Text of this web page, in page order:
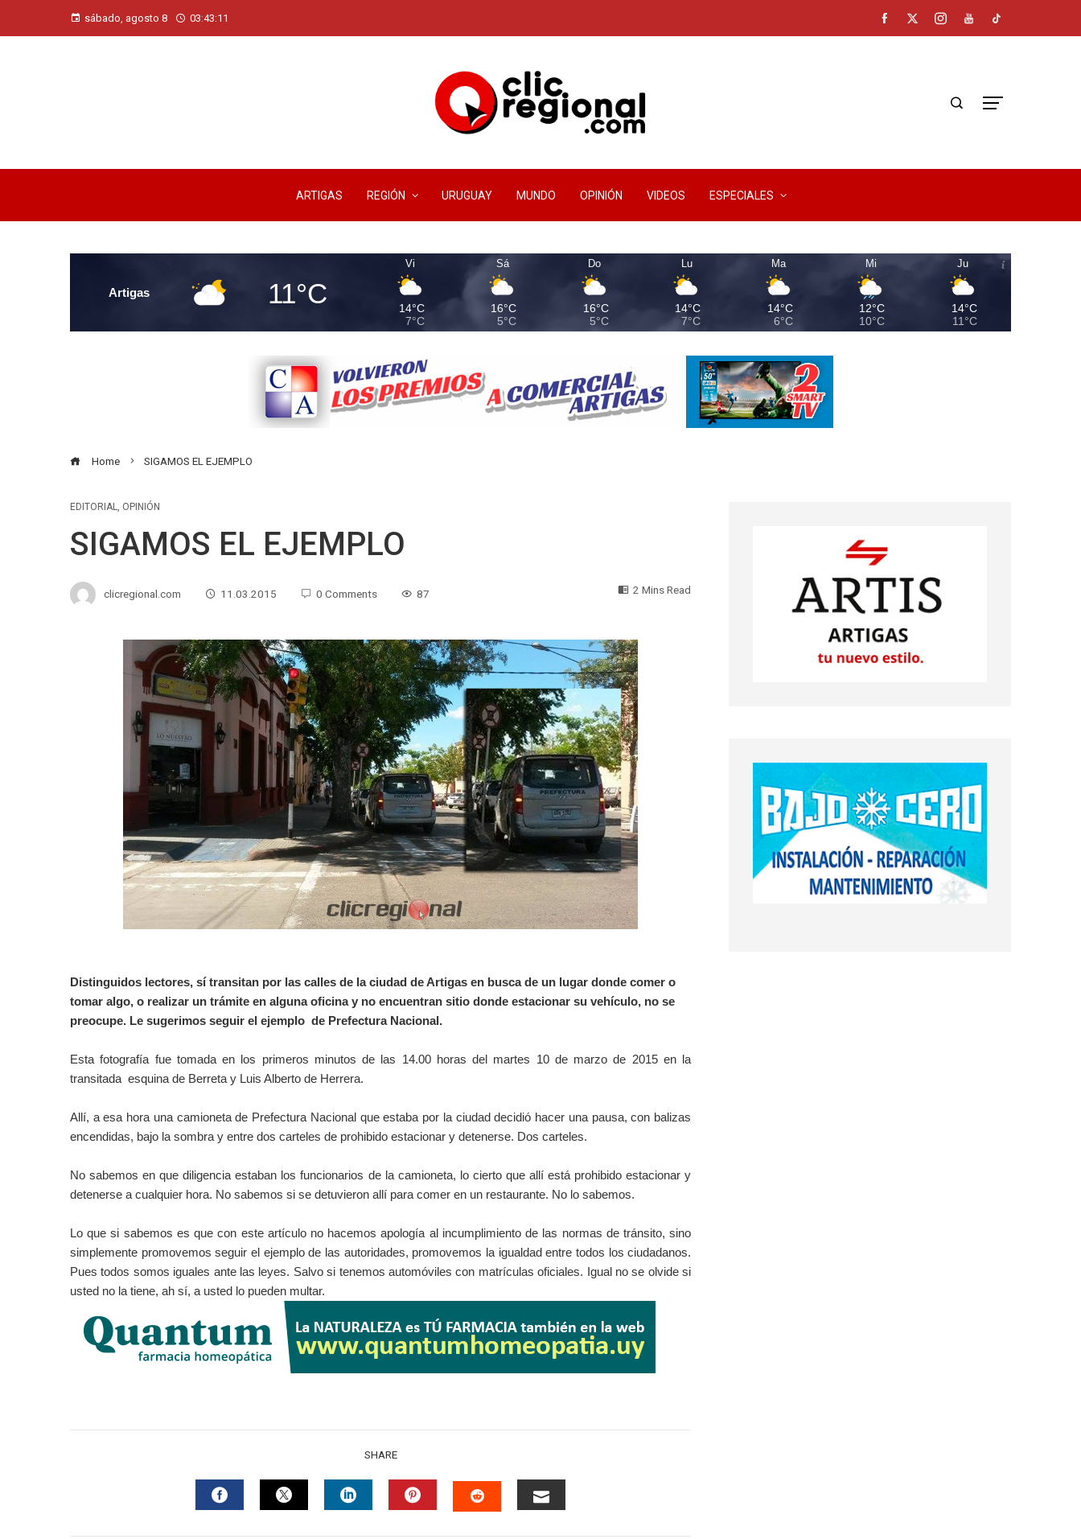
sábado, agosto 8 03:43:12
ARTIGAS REGIÓN URUGUAY MUNDO OPINIÓN VIDEOS ESPECIALES
Artigas 11°C
Vi
14°C
7°C
Sá
16°C
5°C
Do
16°C
5°C
Lu
14°C
7°C
Ma
14°C
6°C
Mi
12°C
10°C
Ju
14°C
11°C
Home SIGAMOS EL EJEMPLO
EDITORIAL, OPINIÓN
SIGAMOS EL EJEMPLO
clicregional.com 11.03.2015 0 Comments 87 2 Mins Read
Distinguidos lectores, sí transitan por las calles de la ciudad de Artigas en busca de un lugar donde comer o
tomar algo, o realizar un trámite en alguna oficina y no encuentran sitio donde estacionar su vehículo, no se
preocupe. Le sugerimos seguir el ejemplo de Prefectura Nacional.
Esta fotografía fue tomada en los primeros minutos de las 14.00 horas del martes 10 de marzo de 2015 en la
transitada esquina de Berreta y Luis Alberto de Herrera.
Allí, a esa hora una camioneta de Prefectura Nacional que estaba por la ciudad decidió hacer una pausa,con balizas
encendidas, bajo la sombra y entre dos carteles de prohibido estacionar y detenerse. Dos carteles.
No sabemos en que diligencia estaban los funcionarios de la camioneta, lo cierto que allí está prohibido estacionar y
detenerse a cualquier hora. No sabemos si se detuvieron allí para comer en un restaurante. No lo sabemos.
Lo que si sabemos es que con este artículo no hacemos apología al incumplimiento de las normas de tránsito, sino
simplemente promovemos seguir el ejemplo de las autoridades, promovemos la igualdad entre todos los ciudadanos.
Pues todos somos iguales ante las leyes. Salvo si tenemos automóviles con matrículas oficiales. Igual no se olvide si
usted no la tiene, ah sí, a usted lo pueden multar.
SHARE